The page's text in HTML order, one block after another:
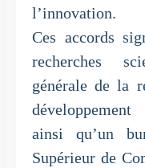
l’innovation.
Ces accords
recherches
générale de la
ainsi qu’un
Supérieur de